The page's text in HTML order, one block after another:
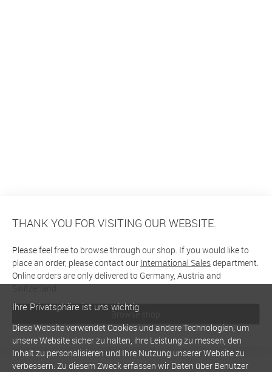
THANK YOU FOR VISITING OUR WEBSITE.
Please feel free to browse through our shop. If you would like to
place an order, please contact our International Salesdepartment.
Online orders are only delivered to Germany, Austria and
Switzerland
Browse shop
Ihre Privatsphäre ist uns wichtig
Diese Website verwendet Cookies und andere Technologien, um
unsere Website sicher zu halten, ihre Leistung zu messen, den
Inhalt zu personalisieren und Ihre Nutzung unserer Website zu
verbessern. Zu diesem Zweck erfassen wir Daten über Benutzer